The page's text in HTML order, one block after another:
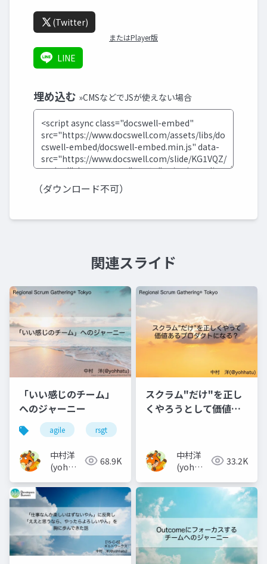
(Twitter)
またはPlayer版
LINE
埋め込む »CMSなどでJSが使えない場合
（ダウンロード不可）
関連スライド
「いい感じのチーム」
へのジャーニー
agile rsgt
中村洋
(yoh
68.9K
スクラム"だけ"を正し
くやろうとして価値あ
中村洋
(yoh
33.2K